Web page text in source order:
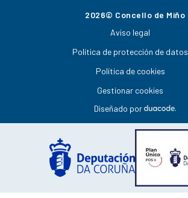
2026© Concello de Miño
Aviso legal
Política de protección de datos
Política de cookies
Gestionar cookies
Diseñado por